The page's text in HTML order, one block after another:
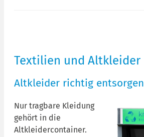
Textilien und Altkleider
Altkleider richtig entsorgen
Nur tragbare Kleidung
gehört in die
Altkleidercontainer.